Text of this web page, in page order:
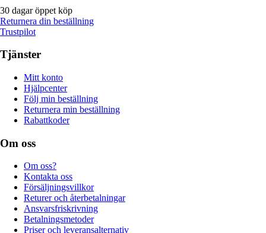
30 dagar öppet köp
Returnera din beställning
Trustpilot
Tjänster
Mitt konto
Hjälpcenter
Följ min beställning
Returnera min beställning
Rabattkoder
Om oss
Om oss?
Kontakta oss
Försäljningsvillkor
Returer och återbetalningar
Ansvarsfriskrivning
Betalningsmetoder
Priser och leveransalternativ